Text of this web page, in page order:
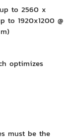
to 2560 x
to 1920x1200 @
optimizes
must be the